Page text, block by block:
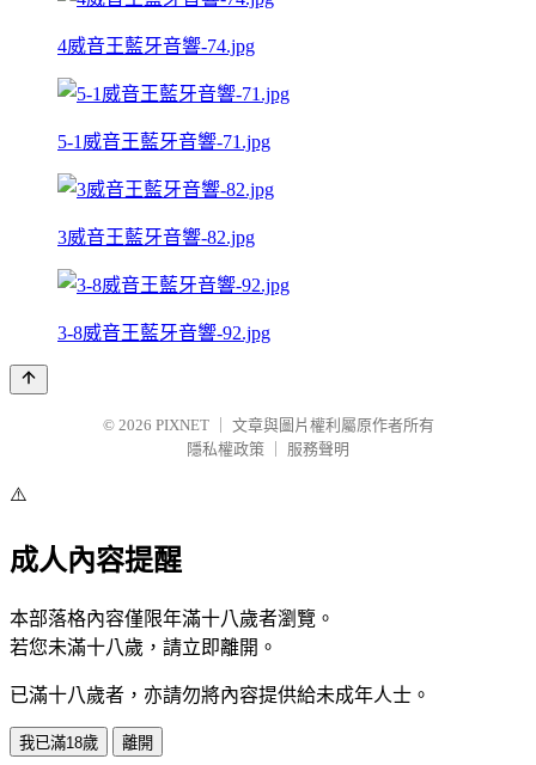
4威音王藍牙音響-74.jpg
5-1威音王藍牙音響-71.jpg
3威音王藍牙音響-82.jpg
3-8威音王藍牙音響-92.jpg
© 2026 PIXNET
文章與圖片權利屬原作者所有
隱私權政策
服務聲明
⚠️
成人內容提醒
本部落格內容僅限年滿十八歲者瀏覽。
若您未滿十八歲，請立即離開。
已滿十八歲者，亦請勿將內容提供給未成年人士。
我已滿18歲 離開